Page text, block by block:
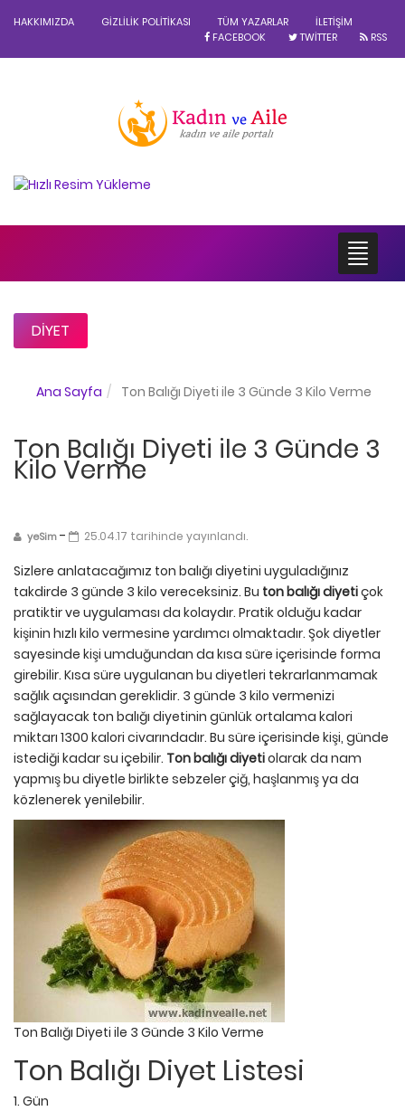
HAKKIMIZDA GIZLILIK POLITIKASI TÜM YAZARLAR
İLETIŞIM
FACEBOOK
TWITTER RSS
DIYET
Ana Sayfa Ton Balığı Diyeti ile 3 Günde 3 Kilo Verme
Ton Balığı Diyeti ile 3 Günde 3
Kilo Verme
yeSim- 25.04.17 tarihinde yayınlandı.
Sizlere anlatacağımız ton balığı diyetini uyguladığınız
takdirde 3 günde 3 kilo vereceksiniz. Bu ton balığı diyetiçok
pratiktir ve uygulaması da kolaydır. Pratik olduğu kadar
kişinin hızlı kilo vermesine yardımcı olmaktadır. Şok diyetler
sayesinde kişi umduğundan da kısa süre içerisinde forma
girebilir. Kısa süre uygulanan bu diyetleri tekrarlanmamak
sağlık açısından gereklidir. 3 günde 3 kilo vermenizi
sağlayacak ton balığı diyetinin günlük ortalama kalori
miktarı 1300 kalori civarındadır. Bu süre içerisinde kişi, günde
istediği kadar su içebilir. Ton balığı diyetiolarak da nam
yapmış bu diyetle birlikte sebzeler çiğ, haşlanmış ya da
közlenerek yenilebilir.
Ton Balığı Diyeti ile 3 Günde 3 Kilo Verme
Ton Balığı Diyet Listesi
1. Gün